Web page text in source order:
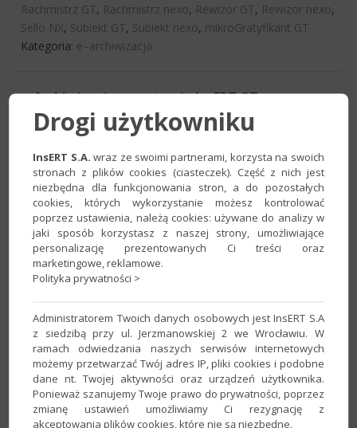
Rachmistrz GT, Rachmistrz nexo, Rewizor GT, Rewizor nexo,
Sello NX, Subiekt GT, Subiekt nexo, mikroGratyfikant GT
Kategoria: e–archiwizacja
e-Archiwizacja w systemie InsERT GT
Program:Gestor GT,Gratyfikant GT ,InsERT GT
Rewizor GT
Subiekt GT
Kategoria:Archiwizacja,e–archiwizacja
InsERT GT – Jak ustawić automatyczną
archiwizację do chmury?
Program:Gestor GT,Gratyfikant GT InsERT GT,Rachmistrz
GT,Rewizor GT,Subiekt GT
Jak zmienić dane adresowe w Koncie InsERT?
Program:Biuro GT,Biuro nexo,Gestor GT,Gestor nexo,
Gratyfikant GT,Gratyfikant nexo,InsERT GT, InsERT nexo,
Rachmistrz GT,Rachmistrz nexo,Rewizor GT,Rewizor nexo
Subiekt 123,Subiekt GT,Subiekt nexo, mikroGratyfikant GT
Drogi użytkowniku
InsERT S.A. wraz ze swoimi partnerami, korzysta na swoich
stronach z plików cookies (ciasteczek). Część z nich jest
niezbędna dla funkcjonowania stron, a do pozostałych
cookies, których wykorzystanie możesz kontrolować
poprzez ustawienia, należą cookies: używane do analizy w
jaki sposób korzystasz z naszej strony, umożliwiające
personalizację prezentowanych Ci treści oraz
marketingowe, reklamowe.
Polityka prywatności >
Administratorem Twoich danych osobowych jest InsERT S.A
z siedzibą przy ul. Jerzmanowskiej 2 we Wrocławiu. W
ramach odwiedzania naszych serwisów internetowych
możemy przetwarzać Twój adres IP, pliki cookies i podobne
dane nt. Twojej aktywności oraz urządzeń użytkownika.
Ponieważ szanujemy Twoje prawo do prywatności, poprzez
zmianę ustawień umożliwiamy Ci rezygnację z
akceptowania plików cookies, które nie są niezbędne.